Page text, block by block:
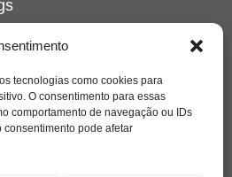
tecnologias como cookies para
O consentimento para essas
comportamento de navegação ou IDs
consentimento pode afetar
depressao
família filme
jung liberdade livro